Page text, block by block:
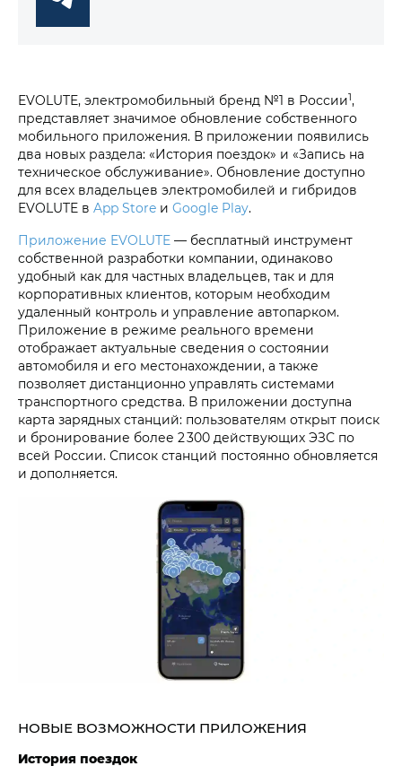
EVOLUTE, электромобильный бренд №1 в России1,
представляет значимое обновление собственного
мобильного приложения. В приложении появились
два новых раздела: «История поездок» и «Запись на
техническое обслуживание». Обновление доступно
для всех владельцев электромобилей и гибридов
EVOLUTE в App Store и Google Play.
Приложение EVOLUTE — бесплатный инструмент
собственной разработки компании, одинаково
удобный как для частных владельцев, так и для
корпоративных клиентов, которым необходим
удаленный контроль и управление автопарком.
Приложение в режиме реального времени
отображает актуальные сведения о состоянии
автомобиля и его местонахождении, а также
позволяет дистанционно управлять системами
транспортного средства. В приложении доступна
карта зарядных станций: пользователям открыт поиск
и бронирование более 2 300 действующих ЭЗС по
всей России. Список станций постоянно обновляется
и дополняется.
НОВЫЕ ВОЗМОЖНОСТИ ПРИЛОЖЕНИЯ
История поездок